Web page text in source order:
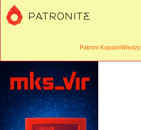
Patroni KopalniWiedzy